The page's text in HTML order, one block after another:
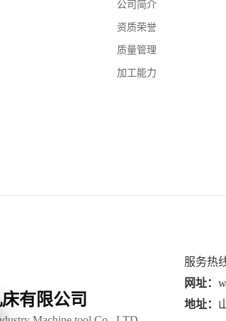
公司简介
资质荣誉
质量管理
加工能力
有限公司
服务热
网址：
地址：